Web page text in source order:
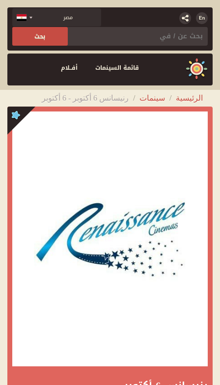
قائمة السينمات أفــلام
الرئيسية / سينمات / رنيسانس 6 أكتوبر - 6 أكتوبر